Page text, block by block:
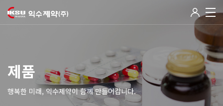
제품
행복한 미래, 익수제약이 함께 만들어갑니다.